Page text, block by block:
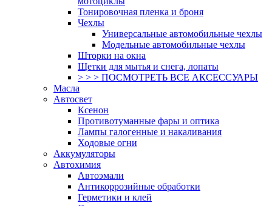
Тонировочная пленка и броня
Чехлы
Универсальные автомобильные чехлы
Модельные автомобильные чехлы
Шторки на окна
Щетки для мытья и снега, лопаты
> > > ПОСМОТРЕТЬ ВСЕ АКСЕССУАРЫ
Масла
Автосвет
Ксенон
Противотуманные фары и оптика
Лампы галогенные и накаливания
Ходовые огни
Аккумуляторы
Автохимия
Автоэмали
Антикоррозийные обработки
Герметики и клей